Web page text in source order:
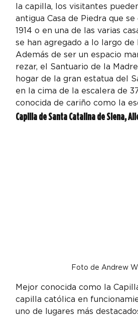
la capilla, los visitantes
antigua Casa de Piedra que
1914 o en una de las varias
se han agregado a lo largo de
Además de ser un espacio
rezar, el Santuario de la
hogar de la gran estatua del
en la cima de la escalera de
conocida de cariño como la
Capilla de Santa Catalina de Siena,
Foto de Andrew
Mejor conocida como la
capilla católica en
uno de lugares más